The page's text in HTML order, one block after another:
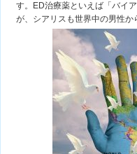
す。ED治療薬といえば「バイ
が、シアリスも世界中の男性か